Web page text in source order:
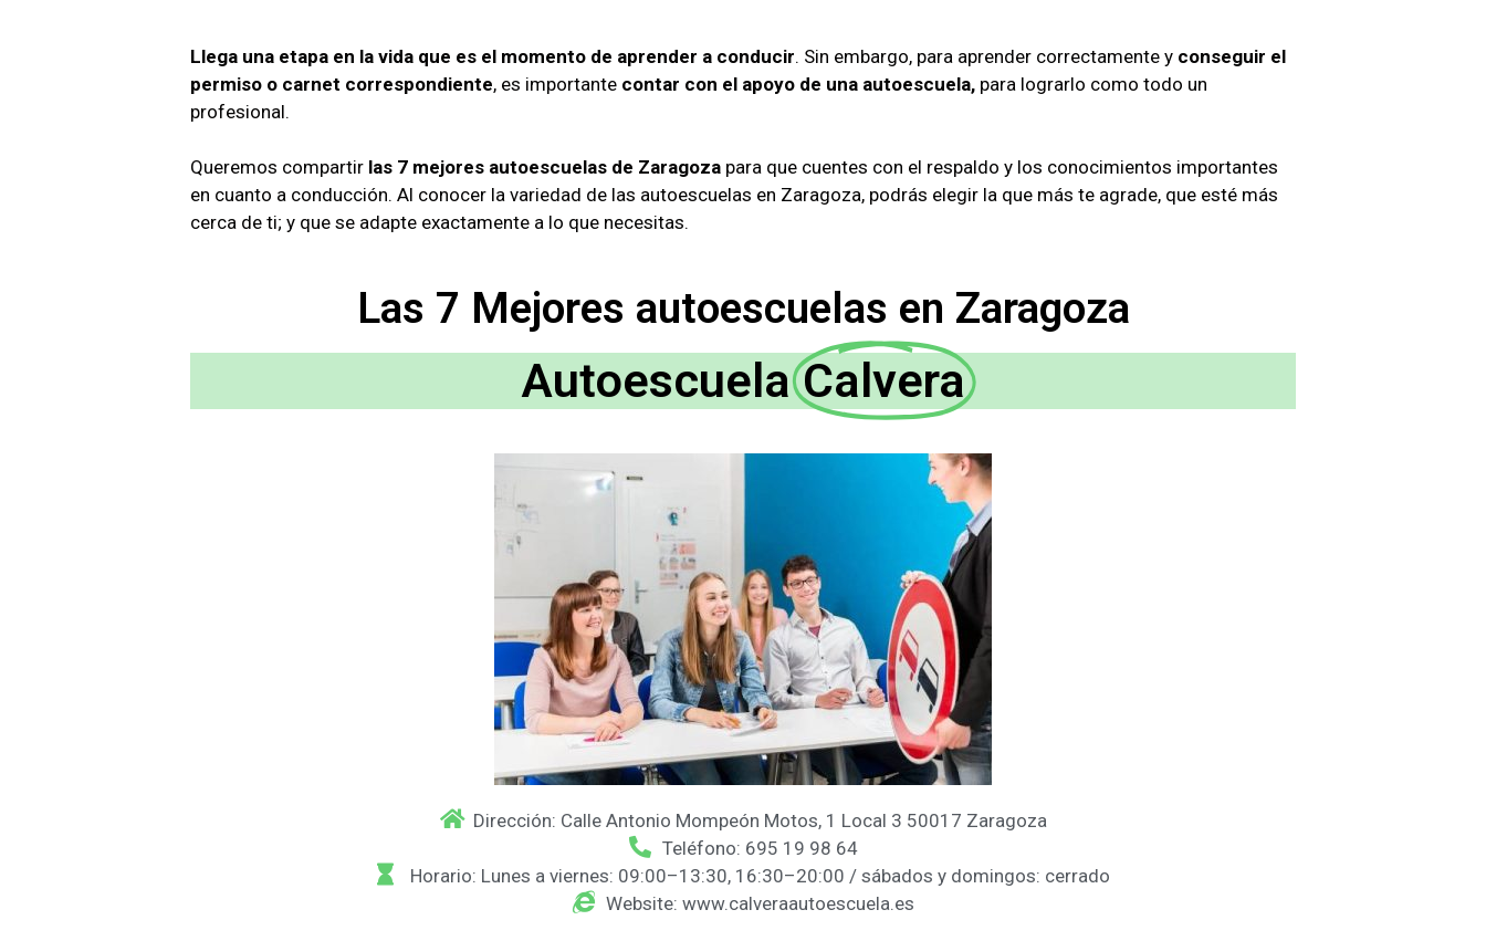
Llega una etapa en la vida que es el momento de aprender a conducir. Sin embargo, para aprender correctamente y conseguir el
permiso o carnet correspondiente, es importante contar con el apoyo de una autoescuela, para lograrlo como todo un
profesional.
Queremos compartir las 7 mejores autoescuelas de Zaragoza para que cuentes con el respaldo y los conocimientos importantes
en cuanto a conducción. Al conocer la variedad de las autoescuelas en Zaragoza, podrás elegir la que más te agrade, que esté más
cerca de ti; y que se adapte exactamente a lo que necesitas.
Las 7 Mejores autoescuelas en Zaragoza
AutoescuelaCalvera
Dirección: Calle Antonio Mompeón Motos, 1 Local 3 50017 Zaragoza
Teléfono: 695 19 98 64
Horario: Lunes a viernes: 09:00–13:30, 16:30–20:00 / sábados y domingos: cerrado
Website: www.calveraautoescuela.es